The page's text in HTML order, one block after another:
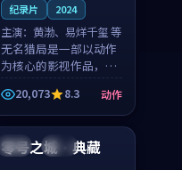
纪录片 2024
主演： 黄渤、易烊千玺 等
无名猎局是一部以动作
为核心的影视作品，围
绕危机、反转与人物成
长展开，整体节奏紧
凑，值得推荐观看。
20,073 8.3 动作
英国 完结
零号之城·典藏